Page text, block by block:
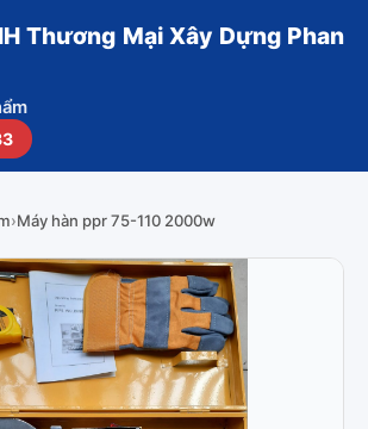
Thương Mại Xây Dựng Phan
›Máy hàn ppr 75-110 2000w